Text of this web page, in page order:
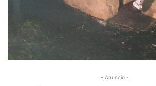
- Anuncio -